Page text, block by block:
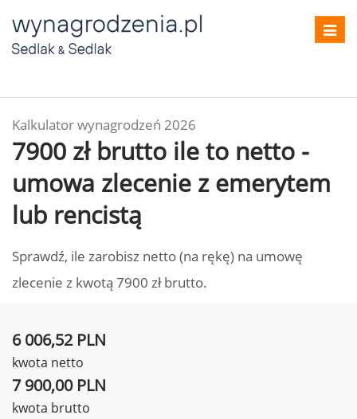
Kalkulator wynagrodzeń 2026
7900 zł brutto ile to netto -
umowa zlecenie z emerytem
lub rencistą
Sprawdź, ile zarobisz netto (na rękę) na umowę
zlecenie z kwotą 7900 zł brutto.
6 006,52 PLN
kwota netto
7 900,00 PLN
kwota brutto